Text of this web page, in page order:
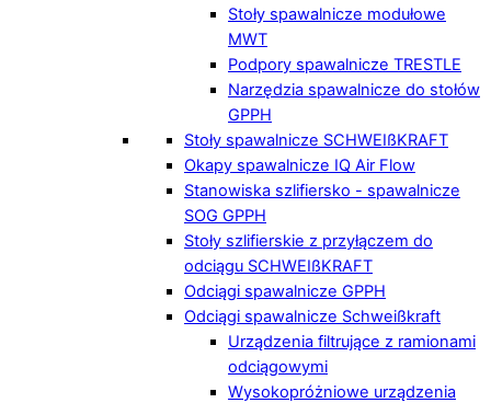
Stoły spawalnicze modułowe
MWT
Podpory spawalnicze TRESTLE
Narzędzia spawalnicze do stołów
GPPH
Stoły spawalnicze SCHWEIßKRAFT
Okapy spawalnicze IQ Air Flow
Stanowiska szlifiersko - spawalnicze
SOG GPPH
Stoły szlifierskie z przyłączem do
odciągu SCHWEIßKRAFT
Odciągi spawalnicze GPPH
Odciągi spawalnicze Schweißkraft
Urządzenia filtrujące z ramionami
odciągowymi
Wysokopróżniowe urządzenia